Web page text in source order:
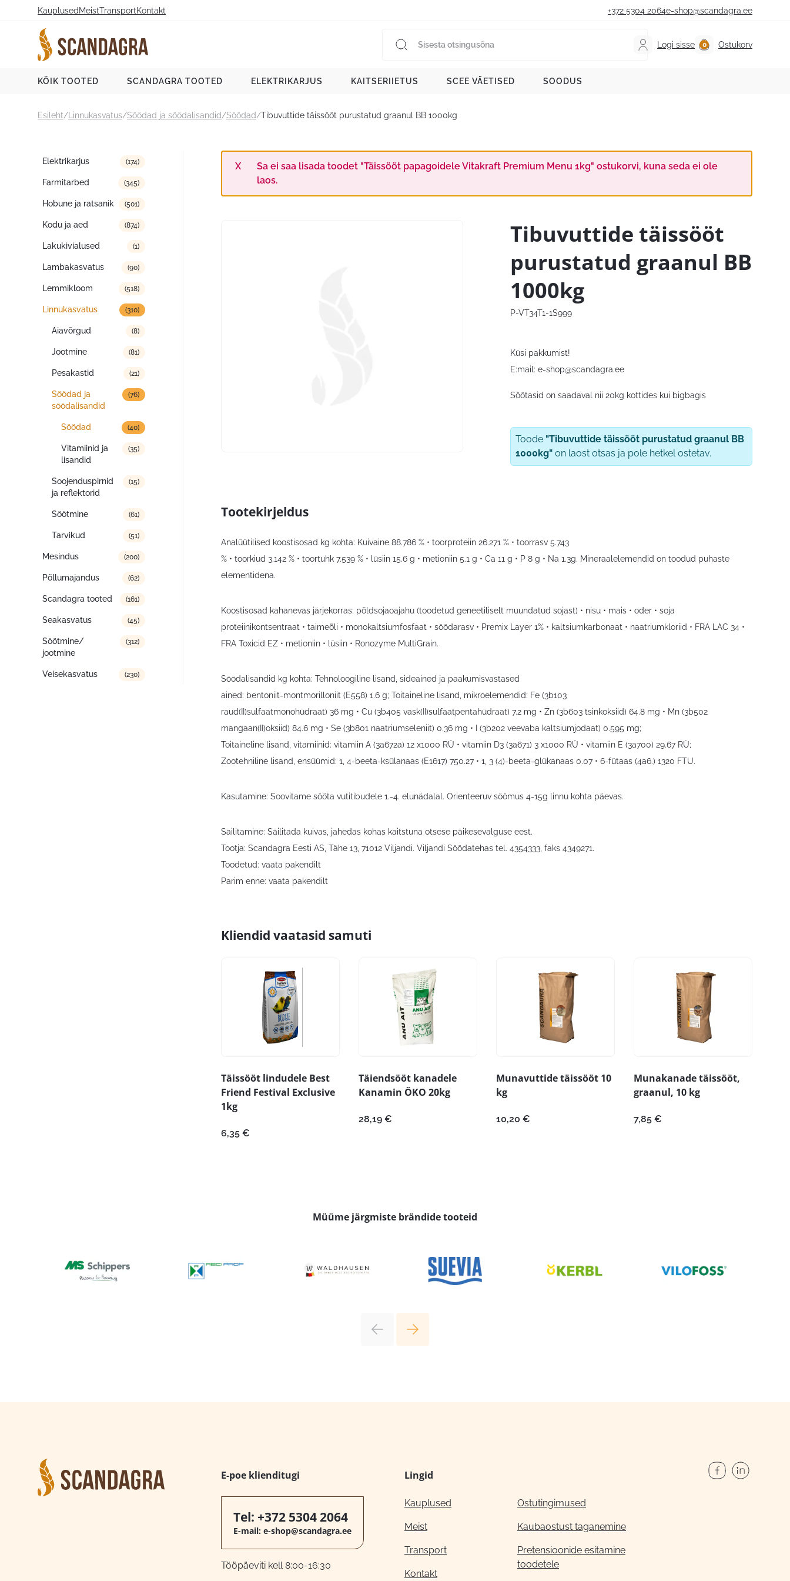
Kauplused MeistTransportKontakt +372 5304 2064e-shop@scandagra.ee
Logi sisse Ostukorv
KÕIK TOOTED SCANDAGRA TOOTED ELEKTRIKARJUS KAITSERIIETUS SCEE VÄETISED SOODUS
Esileht/ Linnukasvatus/Söödad ja söödalisandid/Söödad/Tibuvuttide täissööt purustatud graanul BB 1000kg
Tootekategooriad
Elektrikarjus (174)
Farmitarbed (345)
Hobune ja ratsanik (501)
Kodu ja aed (874)
Lakukivialused (1)
Lambakasvatus (90)
Lemmikloom (518)
Linnukasvatus (310)
Aiavõrgud (8)
Jootmine (81)
Pesakastid (21)
Söödad ja
söödalisandid
(76)
Söödad (40)
Vitamiinid ja
lisandid
(35)
Soojenduspirnid
ja reflektorid
(15)
Söötmine (61)
Tarvikud (51)
Mesindus (200)
Põllumajandus (62)
Scandagra tooted (161)
Seakasvatus (45)
Söötmine/
jootmine
(312)
Veisekasvatus (230)
Sa ei saa lisada toodet "Täissööt papagoidele Vitakraft Premium Menu 1kg" ostukorvi, kuna seda ei ole
laos.
Tibuvuttide täissööt
purustatud graanul BB
1000kg
P-VT34T1-1S999
Küsi pakkumist!
E:mail: e-shop@scandagra.ee
Söötasid on saadaval nii 20kg kottides kui bigbagis
Toode "Tibuvuttide täissööt purustatud graanul BB
1000kg" on laost otsas ja pole hetkel ostetav.
Tootekirjeldus
Analüütilised koostisosad kg kohta: Kuivaine 88.786 % • toorproteiin 26.271 % • toorrasv 5.743
% • toorkiud 3.142 % • toortuhk 7.539 % • lüsiin 15.6 g • metioniin 5.1 g • Ca 11 g • P 8 g • Na 1.3g. Mineraalelemendid on toodud puhaste
elementidena.
Koostisosad kahanevas järjekorras: põldsojaoajahu (toodetud geneetiliselt muundatud sojast) • nisu • mais • oder • soja
proteiinikontsentraat • taimeõli • monokaltsiumfosfaat • söödarasv • Premix Layer 1% • kaltsiumkarbonaat • naatriumkloriid • FRA LAC 34 •
FRA Toxicid EZ • metioniin • lüsiin • Ronozyme MultiGrain.
Söödalisandid kg kohta: Tehnoloogiline lisand, sideained ja paakumisvastased
ained: bentoniit-montmorilloniit (E558) 1.6 g; Toitaineline lisand, mikroelemendid: Fe (3b103
raud(II)sulfaatmonohüdraat) 36 mg • Cu (3b405 vask(II)sulfaatpentahüdraat) 7.2 mg • Zn (3b603 tsinkoksiid) 64.8 mg • Mn (3b502
mangaan(II)oksiid) 84.6 mg • Se (3b801 naatriumseleniit) 0.36 mg • I (3b202 veevaba kaltsiumjodaat) 0.595 mg;
Toitaineline lisand, vitamiinid: vitamiin A (3a672a) 12 x1000 RÜ • vitamiin D3 (3a671) 3 x1000 RÜ • vitamiin E (3a700) 29.67 RÜ;
Zootehniline lisand, ensüümid: 1, 4-beeta-ksülanaas (E1617) 750.27 • 1, 3 (4)-beeta-glükanaas 0.07 • 6-fütaas (4a6.) 1320 FTU.
Kasutamine: Soovitame sööta vutitibudele 1.-4. elunädalal. Orienteeruv söömus 4-15g linnu kohta päevas.
Säilitamine: Säilitada kuivas, jahedas kohas kaitstuna otsese päikesevalguse eest.
Tootja: Scandagra Eesti AS, Tähe 13, 71012 Viljandi. Viljandi Söödatehas tel. 4354333, faks 4349271.
Toodetud: vaata pakendilt
Parim enne: vaata pakendilt
Kliendid vaatasid samuti
Täissööt lindudele Best
Friend Festival Exclusive
1kg
6,35 €
Täiendsööt kanadele
Kanamin ÖKO 20kg
28,19 €
Munavuttide täissööt 10
kg
10,20 €
Munakanade täissööt,
graanul, 10 kg
7,85 €
Müüme järgmiste brändide tooteid
E-poe klienditugi
Tel: +372 5304 2064
E-mail: e-shop@scandagra.ee
Tööpäeviti kell 8:00-16:30
Lingid
Kauplused
Meist
Transport
Kontakt
Ostutingimused
Kaubaostust taganemine
Pretensioonide esitamine
toodetele